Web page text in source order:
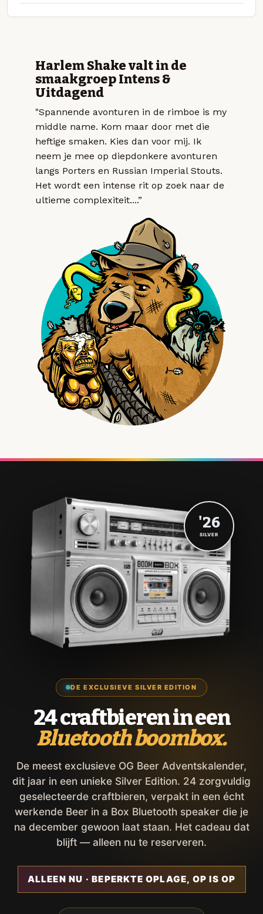
Harlem Shake valt in de
smaakgroep Intens &
Uitdagend
"Spannende avonturen in de rimboe is my
middle name. Kom maar door met die
heftige smaken. Kies dan voor mij. Ik
neem je mee op diepdonkere avonturen
langs Porters en Russian Imperial Stouts.
Het wordt een intense rit op zoek naar de
ultieme complexiteit....”
DE EXCLUSIEVE SILVER EDITION
24 craftbieren in een
Bluetooth boombox.
De meest exclusieve OG Beer Adventskalender,
dit jaar in een unieke Silver Edition. 24 zorgvuldig
geselecteerde craftbieren, verpakt in een écht
werkende Beer in a Box Bluetooth speaker die je
na december gewoon laat staan. Het cadeau dat
blijft — alleen nu te reserveren.
ALLEEN NU · BEPERKTE OPLAGE, OP IS OP
'26
SILVER